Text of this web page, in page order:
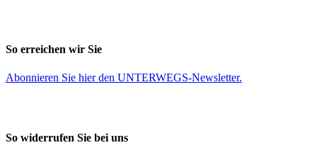
So erreichen wir Sie
Abonnieren Sie hierden UNTERWEGS-Newsletter.
So widerrufen Sie bei uns